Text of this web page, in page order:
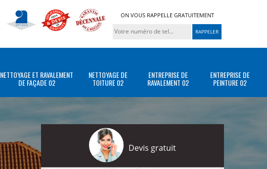
ON VOUS RAPPELLE GRATUITEMENT
NETTOYAGE ET RAVALEMENT
DE FAÇADE 02
NETTOYAGE DE
TOITURE 02
ENTREPRISE DE
RAVALEMENT 02
ENTREPRISE DE
PEINTURE 02
Devis gratuit